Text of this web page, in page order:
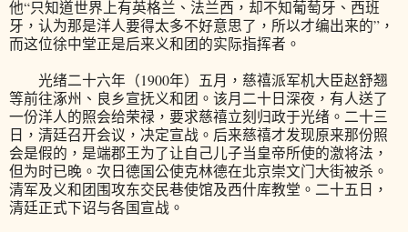
他“只知道世界上有英格兰、法兰西，却不知葡萄牙、西班
牙，认为那是洋人要得太多不好意思了，所以才编出来的”，
而这位徐中堂正是后来义和团的实际指挥者。
光绪二十六年（1900年）五月，慈禧派军机大臣赵舒翘
等前往涿州、良乡宣抚义和团。该月二十日深夜，有人送了
一份洋人的照会给荣禄，要求慈禧立刻归政于光绪。二十三
日，清廷召开会议，决定宣战。后来慈禧才发现原来那份照
会是假的，是端郡王为了让自己儿子当皇帝所使的激将法，
但为时已晚。次日德国公使克林德在北京崇文门大街被杀。
清军及义和团围攻东交民巷使馆及西什库教堂。二十五日，
清廷正式下诏与各国宣战。